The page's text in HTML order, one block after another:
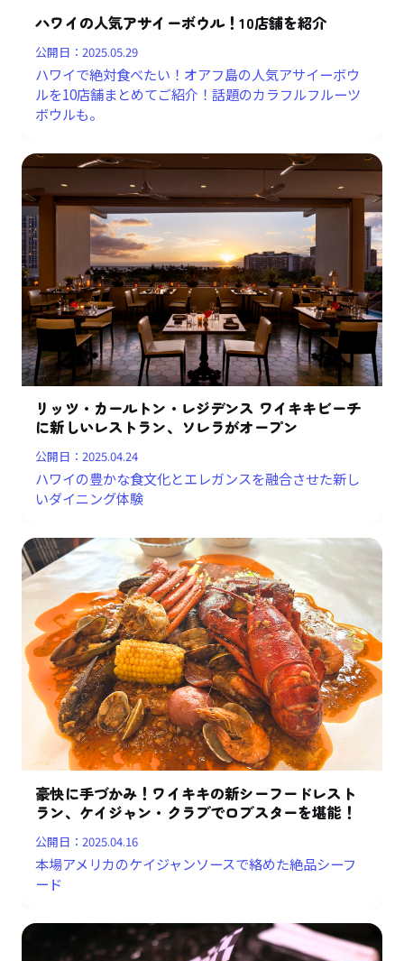
ハワイの人気アサイーボウル！10店舗を紹介
公開日：2025.05.29
ハワイで絶対食べたい！オアフ島の人気アサイーボウ
ルを10店舗まとめてご紹介！話題のカラフルフルーツ
ボウルも。
リッツ・カールトン・レジデンス ワイキキビーチ
に新しいレストラン、ソレラがオープン
公開日：2025.04.24
ハワイの豊かな食文化とエレガンスを融合させた新し
いダイニング体験
豪快に手づかみ！ワイキキの新シーフードレスト
ラン、ケイジャン・クラブでロブスターを堪能！
公開日：2025.04.16
本場アメリカのケイジャンソースで絡めた絶品シーフ
ード